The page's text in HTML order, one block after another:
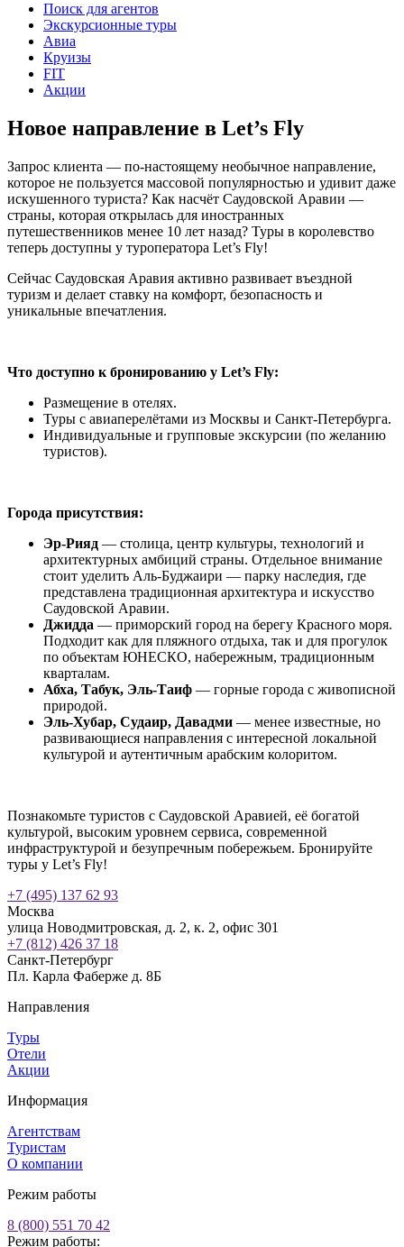
Поиск для агентов
Экскурсионные туры
Авиа
Круизы
FIT
Акции
Новое направление в Let’s Fly
Запрос клиента — по-настоящему необычное направление,
которое не пользуется массовой популярностью и удивит даже
искушенного туриста? Как насчёт Саудовской Аравии —
страны, которая открылась для иностранных
путешественников менее 10 лет назад? Туры в королевство
теперь доступны у туроператора Let’s Fly!
Сейчас Саудовская Аравия активно развивает въездной
туризм и делает ставку на комфорт, безопасность и
уникальные впечатления.
Что доступно к бронированию у Let’s Fly:
Размещение в отелях.
Туры с авиаперелётами из Москвы и Санкт-Петербурга.
Индивидуальные и групповые экскурсии (по желанию
туристов).
Города присутствия:
Эр-Рияд — столица, центр культуры, технологий и
архитектурных амбиций страны. Отдельное внимание
стоит уделить Аль-Буджаири — парку наследия, где
представлена традиционная архитектура и искусство
Саудовской Аравии.
Джидда — приморский город на берегу Красного моря.
Подходит как для пляжного отдыха, так и для прогулок
по объектам ЮНЕСКО, набережным, традиционным
кварталам.
Абха, Табук, Эль-Таиф — горные города с живописной
природой.
Эль-Хубар, Судаир, Давадми — менее известные, но
развивающиеся направления с интересной локальной
культурой и аутентичным арабским колоритом.
Познакомьте туристов с Саудовской Аравией, её богатой
культурой, высоким уровнем сервиса, современной
инфраструктурой и безупречным побережьем. Бронируйте
туры у Let’s Fly!
+7 (495) 137 62 93
Москва
улица Новодмитровская, д. 2, к. 2, офис 301
+7 (812) 426 37 18
Санкт-Петербург
Пл. Карла Фаберже д. 8Б
Направления
Туры
Отели
Акции
Информация
Агентствам
Туристам
О компании
Режим работы
8 (800) 551 70 42
Режим работы: